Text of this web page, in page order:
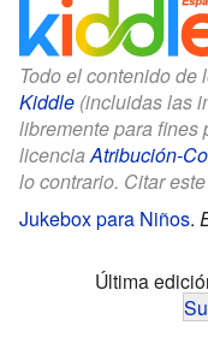
Todo el contenido de
Kiddle (incluidas las
libremente para fines
licenciaAtribución-
lo contrario. Citar
Jukebox para Niños.
Última